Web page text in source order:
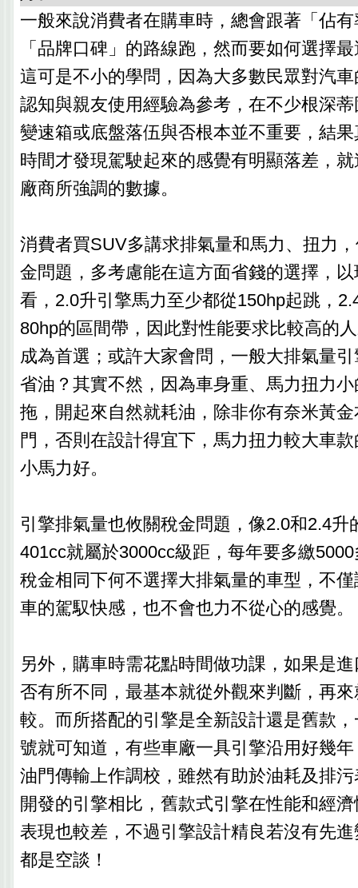
一般來說消費者在購車時，總會跟著「佔
「品牌口碑」的路線跑，然而要如何選擇
這可是不小的學問，因為大多數民眾對汽
認知與親友使用經驗為參考，在不少根深
變速箱或底盤落伍與否根本並不重要，結
時間才發現駕駛起來的感覺有明顯落差，
廠商所強調的數據。
消費者買SUV多講求排氣量和馬力、扭力
金問題，多考慮能在這方面省錢的選擇，
看，2.0升引擎馬力至少都從150hp起跳，
80hp的區間帶，因此對性能要求比較高的
成為首選；或許大家會問，一般大排氣量
省油？其實不然，因為車身重、馬力扭力
拖，開起來自然就耗油，除非你有奈米黃
門，否則在設計得宜下，馬力扭力較大車
小馬力好。
引擎排氣量也攸關稅金問題，像2.0和2.4升
401cc就屬於3000cc級距，每年要多繳
稅金相同下何不選擇大排氣量的車型，不
車的駕馭快感，也不會也力不從心的感覺。
另外，購車時需花點時間做功課，如果是
否有所不同，最基本就從外觀來判斷，再
較。而所搭配的引擎是全新設計還是舊款
號就可知道，有些車廠一具引擎沿用好幾
油門傳輸上作調校，雖然有助於油耗及排
開發的引擎相比，舊款式引擎在性能和經
表現也較差，不過引擎設計精良若沒有先
都是空談！